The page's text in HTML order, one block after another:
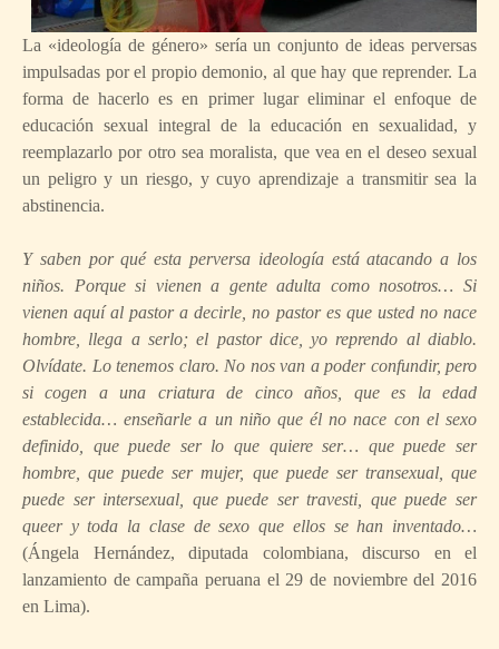
La «ideología de género» sería un conjunto de ideas perversas
impulsadas por el propio demonio, al que hay que reprender. La
forma de hacerlo es en primer lugar eliminar el enfoque de
educación sexual integral de la educación en sexualidad, y
reemplazarlo por otro sea moralista, que vea en el deseo sexual
un peligro y un riesgo, y cuyo aprendizaje a transmitir sea la
abstinencia.
Y saben por qué esta perversa ideología está atacando a los
niños. Porque si vienen a gente adulta como nosotros… Si
vienen aquí al pastor a decirle, no pastor es que usted no nace
hombre, llega a serlo; el pastor dice, yo reprendo al diablo.
Olvídate. Lo tenemos claro. No nos van a poder confundir, pero
si cogen a una criatura de cinco años, que es la edad
establecida… enseñarle a un niño que él no nace con el sexo
definido, que puede ser lo que quiere ser… que puede ser
hombre, que puede ser mujer, que puede ser transexual, que
puede ser intersexual, que puede ser travesti, que puede ser
queer y toda la clase de sexo que ellos se han inventado…
(Ángela Hernández, diputada colombiana, discurso en el
lanzamiento de campaña peruana el 29 de noviembre del 2016
en Lima).